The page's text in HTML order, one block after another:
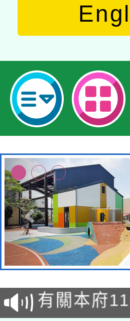
兒童少年
答一案
有關本府
本校115學